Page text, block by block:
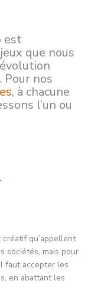
est
que nous
Pour nos
, à chacune
l’un ou
créatif qu’appellent
sociétés, mais pour
faut accepter les
en abattant les